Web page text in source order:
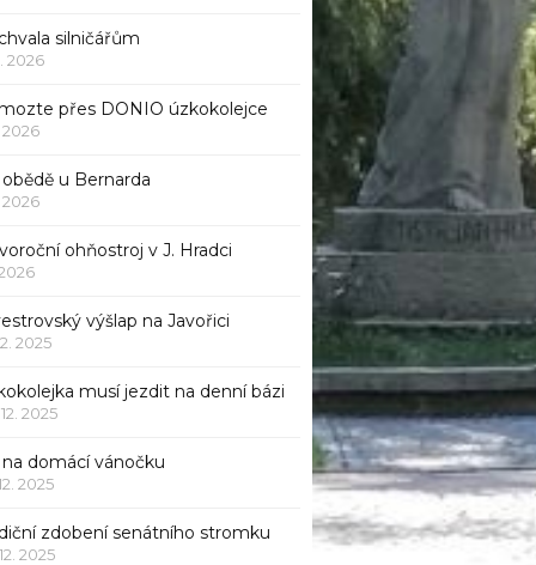
silničářům
2026
přes DONIO úzkokolejce
2026
u Bernarda
2026
ohňostroj v J. Hradci
2026
výšlap na Javořici
2025
musí jezdit na denní bázi
2025
na domácí vánočku
2025
zdobení senátního stromku
2025